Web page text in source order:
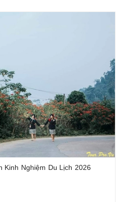
Kinh Nghiệm Du Lịch 2026